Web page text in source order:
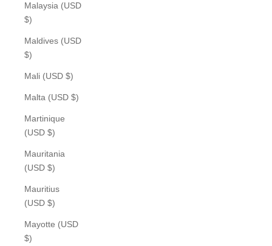
Malaysia (USD
$)
Maldives (USD
$)
Mali (USD $)
Malta (USD $)
Martinique
(USD $)
Mauritania
(USD $)
Mauritius
(USD $)
Mayotte (USD
$)